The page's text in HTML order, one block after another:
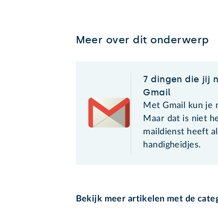
Meer over dit onderwerp
7 dingen die jij
Gmail
Met Gmail kun je
Maar dat is niet
maildienst heeft
handigheidjes.
Bekijk meer artikelen met de